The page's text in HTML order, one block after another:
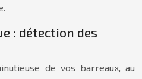
: détection des
de vos barreaux, au